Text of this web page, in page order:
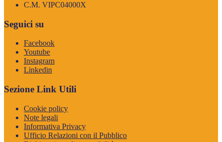
C.M. VIPC04000X
Seguici su
Facebook
Youtube
Instagram
Linkedin
Sezione Link Utili
Cookie policy
Note legali
Informativa Privacy
Ufficio Relazioni con il Pubblico